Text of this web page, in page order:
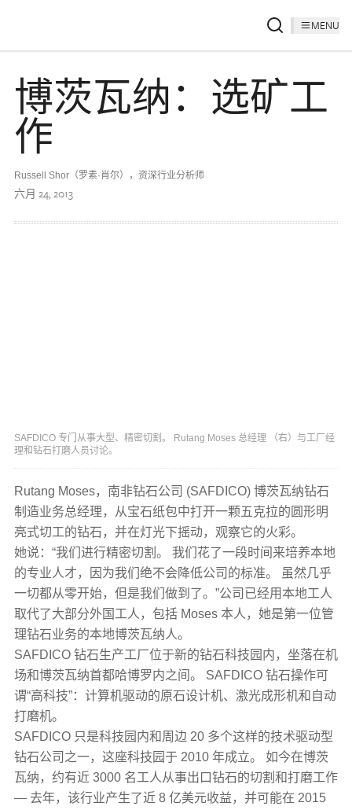
MENU
博茨瓦纳：选矿工
作
Russell Shor（罗素·肖尔），资深行业分析师
六月 24, 2013
SAFDICO 专门从事大型、精密切割。 Rutang Moses 总经理 （右）与工厂经
理和钻石打磨人员讨论。
Rutang Moses，南非钻石公司 (SAFDICO) 博茨瓦纳钻石
制造业务总经理，从宝石纸包中打开一颗五克拉的圆形明
亮式切工的钻石，并在灯光下摇动，观察它的火彩。
她说：“我们进行精密切割。 我们花了一段时间来培养本地
的专业人才，因为我们绝不会降低公司的标准。 虽然几乎
一切都从零开始，但是我们做到了。”公司已经用本地工人
取代了大部分外国工人，包括 Moses 本人，她是第一位管
理钻石业务的本地博茨瓦纳人。
SAFDICO 钻石生产工厂位于新的钻石科技园内，坐落在机
场和博茨瓦纳首都哈博罗内之间。 SAFDICO 钻石操作可
谓“高科技”：计算机驱动的原石设计机、激光成形机和自动
打磨机​​。
SAFDICO 只是科技园内和周边 20 多个这样的技术驱动型
钻石公司之一，这座科技园于 2010 年成立。 如今在博茨
瓦纳，约有近 3000 名工人从事出口钻石的切割和打磨工作
— 去年，该行业产生了近 8 亿美元收益，并可能在 2015